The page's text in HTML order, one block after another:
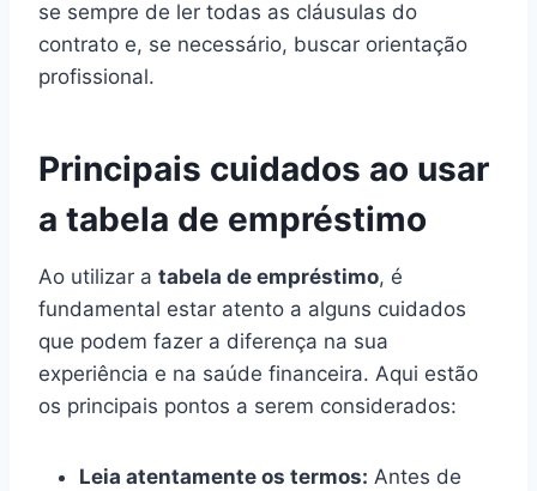
se sempre de ler todas as cláusulas do
contrato e, se necessário, buscar orientação
profissional.
Principais cuidados ao usar
a tabela de empréstimo
Ao utilizar a tabela de empréstimo, é
fundamental estar atento a alguns cuidados
que podem fazer a diferença na sua
experiência e na saúde financeira. Aqui estão
os principais pontos a serem considerados:
Leia atentamente os termos: Antes de